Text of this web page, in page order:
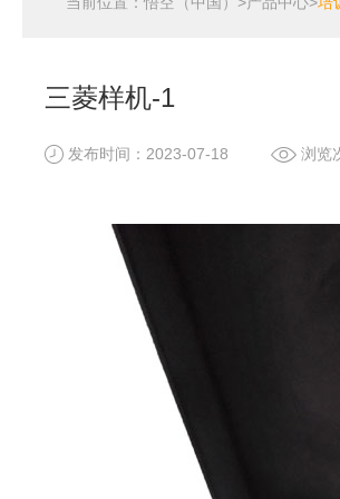
三菱样机-1
发布时间：2023-07-18 浏览